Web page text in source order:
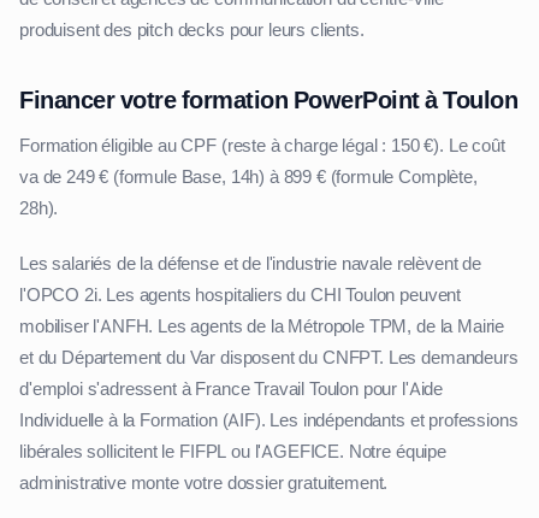
produisent des pitch decks pour leurs clients.
Financer votre formation PowerPoint à Toulon
Formation éligible au CPF (reste à charge légal : 150 €). Le coût
va de 249 € (formule Base, 14h) à 899 € (formule Complète,
28h).
Les salariés de la défense et de l'industrie navale relèvent de
l'OPCO 2i. Les agents hospitaliers du CHI Toulon peuvent
mobiliser l'ANFH. Les agents de la Métropole TPM, de la Mairie
et du Département du Var disposent du CNFPT. Les demandeurs
d'emploi s'adressent à France Travail Toulon pour l'Aide
Individuelle à la Formation (AIF). Les indépendants et professions
libérales sollicitent le FIFPL ou l'AGEFICE. Notre équipe
administrative monte votre dossier gratuitement.